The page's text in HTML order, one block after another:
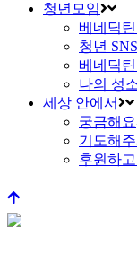
청년모임
베네딕
청년 SNS
베네딕
나의 성
세상 안에서
궁금해요
기도해
후원하